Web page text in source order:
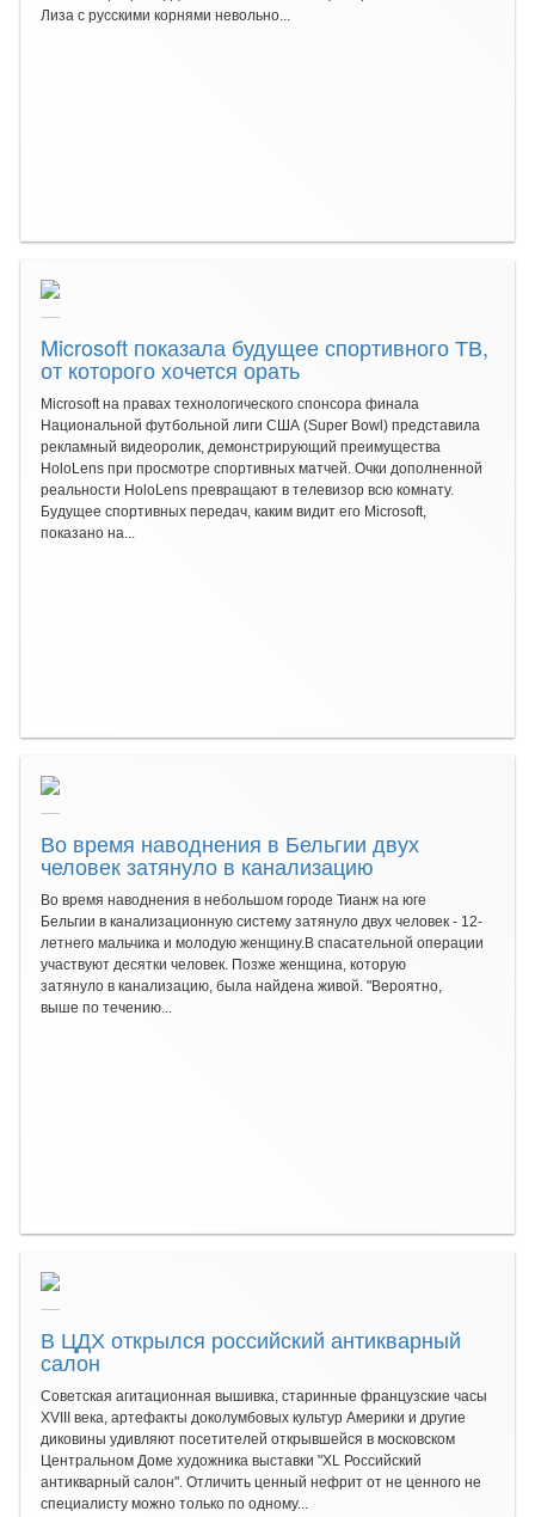
Лиза с русскими корнями невольно...
Microsoft показала будущее спортивного ТВ,
от которого хочется орать
Microsoft на правах технологического спонсора финала
Национальной футбольной лиги США (Super Bowl) представила
рекламный видеоролик, демонстрирующий преимущества
HoloLens при просмотре спортивных матчей. Очки дополненной
реальности HoloLens превращают в телевизор всю комнату.
Будущее спортивных передач, каким видит его Microsoft,
показано на...
Во время наводнения в Бельгии двух
человек затянуло в канализацию
Во время наводнения в небольшом городе Тианж на юге
Бельгии в канализационную систему затянуло двух человек - 12-
летнего мальчика и молодую женщину.В спасательной операции
участвуют десятки человек. Позже женщина, которую
затянуло в канализацию, была найдена живой. "Вероятно,
выше по течению...
В ЦДХ открылся российский антикварный
салон
Советская агитационная вышивка, старинные французские часы
XVIII века, артефакты доколумбовых культур Америки и другие
диковины удивляют посетителей открывшейся в московском
Центральном Доме художника выставки "XL Российский
антикварный салон". Отличить ценный нефрит от не ценного не
специалисту можно только по одному...